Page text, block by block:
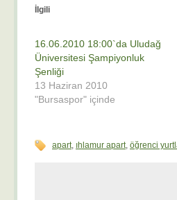
İlgili
16.06.2010 18:00`da Uludağ
Üniversitesi Şampiyonluk
Şenliği
13 Haziran 2010
"Bursaspor" içinde
apart, ıhlamur apart, öğrenci